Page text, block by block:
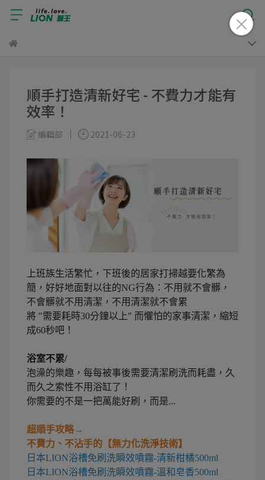
順手打造清新好宅 - 不費力才能有
效率！
編輯部 2021-06-23
上班族生活繁忙，下班後的居家打掃越要化繁為
簡，好好地面對以往的NG行為：不用就不會髒，
不會髒就不用清潔，不用清潔就不會累
將 "需要耗時30分鐘以上" 而懼怕的家事清潔，縮短
成60秒吧！
浴室不累/
泡澡的樂趣，每每被事後需要清潔刷洗而耗盡，久
而久之索性不用浴缸了！
你需要的不是一把萬能好刷，而是...
超順手攻略→
不費力、不沾手的【無力化洗淨技術】
日本LION浴槽免刷洗瞬效噴霧-清新柑橘500ml
日本LION浴槽免刷洗瞬效噴霧-溫和皂香500ml